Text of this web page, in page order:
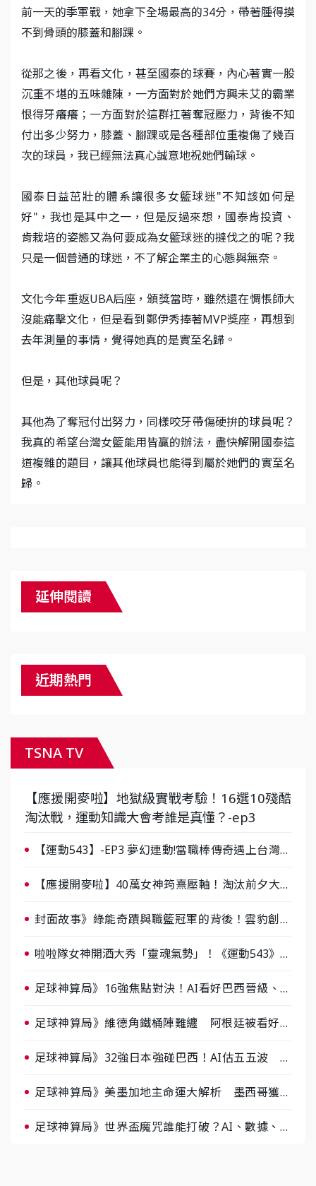
前一天的季軍戰，她拿下全場最高的34分，帶著腫得摸
不到骨頭的膝蓋和腳踝。
從那之後，再看文化，甚至國泰的球賽，內心著實一股
沉重不堪的五味雜陳，一方面對於她們方興未艾的霸業
恨得牙癢癢；一方面對於這群扛著奪冠壓力，背後不知
付出多少努力，膝蓋、腳踝或是各種部位重複傷了幾百
次的球員，我已經無法真心誠意地祝她們輸球。
國泰日益茁壯的體系讓很多女籃球迷"不知該如何是
好"，我也是其中之一，但是反過來想，國泰肯投資、
肯栽培的姿態又為何要成為女籃球迷的撻伐之的呢？我
只是一個普通的球迷，不了解企業主的心態與無奈。
文化今年重返UBA后座，頒獎當時，雖然還在惆悵師大
沒能痛擊文化，但是看到鄭伊秀捧著MVP獎座，再想到
去年測量的事情，覺得她真的是實至名歸。
但是，其他球員呢？
其他為了奪冠付出努力，同樣咬牙帶傷硬拚的球員呢？
我真的希望台灣女籃能用皆贏的辦法，盡快解開國泰這
道複雜的題目，讓其他球員也能得到屬於她們的實至名
歸。
延伸閱讀
近期熱門
TSNA TV
【應援開麥啦】地獄級實戰考驗！16選10殘酷
淘汰戰，運動知識大會考誰是真懂？-ep3
【運動543】-EP3 夢幻連動!當職棒傳奇遇上台灣女
【應援開麥啦】40萬女神筠熹壓軸！淘汰前夕大混
封面故事》綠能奇蹟與職籃冠軍的背後！雲豹創辦
啦啦隊女神開酒大秀「靈魂氣勢」！《運動543》微
足球神算局》16強焦點對決！AI看好巴西晉級、數
足球神算局》維德角鐵桶陣難纏 阿根廷被看好下
足球神算局》32強日本強碰巴西！AI估五五波 牛
足球神算局》美墨加地主命運大解析 墨西哥獲數
足球神算局》世界盃魔咒誰能打破？AI、數據、塔